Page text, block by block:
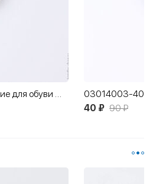
03014003-40 Украшение для обуви Мяч футбольный маленький
40 ₽ 90 ₽